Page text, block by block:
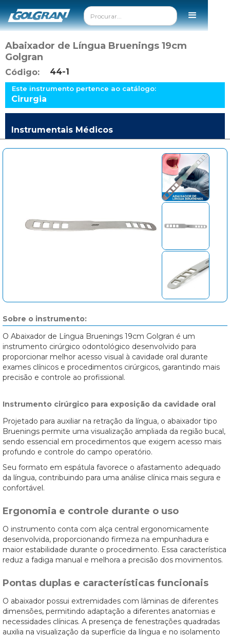
Abaixador de Língua Bruenings 19cm
Golgran
Código: 44-1
Este instrumento pertence ao catálogo:
Cirurgia
Instrumentais Médicos
Sobre o instrumento:
O Abaixador de Língua Bruenings 19cm Golgran é um
instrumento cirúrgico odontológico desenvolvido para
proporcionar melhor acesso visual à cavidade oral durante
exames clínicos e procedimentos cirúrgicos, garantindo mais
precisão e controle ao profissional.
Instrumento cirúrgico para exposição da cavidade oral
Projetado para auxiliar na retração da língua, o abaixador tipo
Bruenings permite uma visualização ampliada da região bucal,
sendo essencial em procedimentos que exigem acesso mais
profundo e controle do campo operatório.
Seu formato em espátula favorece o afastamento adequado
da língua, contribuindo para uma análise clínica mais segura e
confortável.
Ergonomia e controle durante o uso
O instrumento conta com alça central ergonomicamente
desenvolvida, proporcionando firmeza na empunhadura e
maior estabilidade durante o procedimento. Essa característica
reduz a fadiga manual e melhora a precisão dos movimentos.
Pontas duplas e características funcionais
O abaixador possui extremidades com lâminas de diferentes
dimensões, permitindo adaptação a diferentes anatomias e
necessidades clínicas. A presença de fenestrações quadradas
auxilia na visualização da superfície da língua e no isolamento